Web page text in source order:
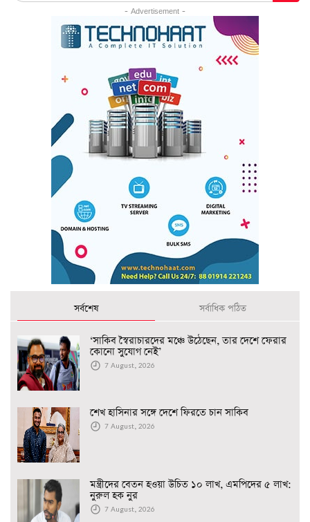
- Advertisement -
সর্বশেষ সর্বাধিক পঠিত
‘সাকিব স্বৈরাচারদের মঞ্চে উঠেছেন, তার দেশে ফেরার
কোনো সুযোগ নেই’
7 August, 2026
শেখ হাসিনার সঙ্গে দেশে ফিরতে চান সাকিব
7 August, 2026
মন্ত্রীদের বেতন হওয়া উচিত ১০ লাখ, এমপিদের ৫ লাখ:
নুরুল হক নুর
7 August, 2026